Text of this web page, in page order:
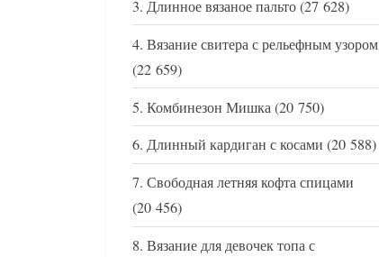
Длинное вязаное пальто(27 628)
Вязание свитера с рельефным узором
(22 659)
Комбинезон Мишка(20 750)
Длинный кардиган с косами (20 588)
Свободная летняя кофта спицами
(20 456)
Вязание для девочек топа с